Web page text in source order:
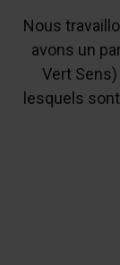
Nous
avons un
Vert
lesquels